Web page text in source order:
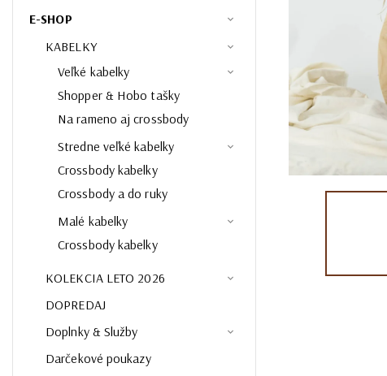
E-SHOP
KABELKY
Veľké kabelky
Shopper & Hobo tašky
Na rameno aj crossbody
Stredne veľké kabelky
Crossbody kabelky
Crossbody a do ruky
Malé kabelky
Crossbody kabelky
KOLEKCIA LETO 2026
DOPREDAJ
Doplnky & Služby
Darčekové poukazy